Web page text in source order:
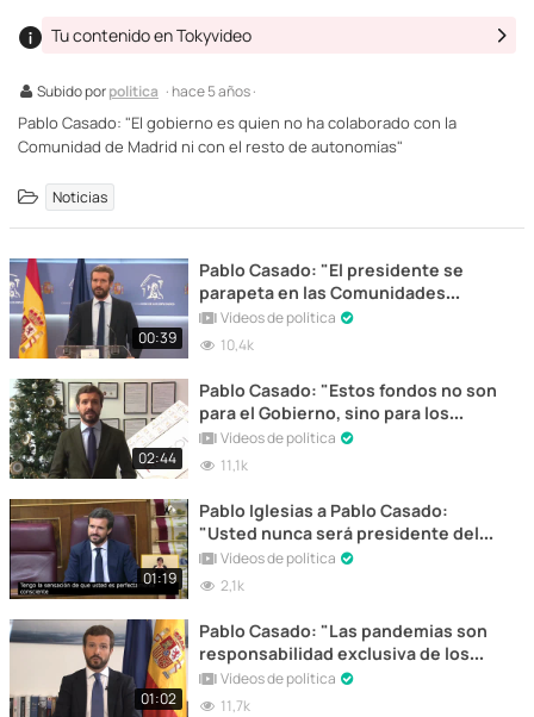
Subido porpolitica · hace 5 años ·
Tu contenido en Tokyvideo
Pablo Casado: "El gobierno es quien no ha colaborado con la
Comunidad de Madrid ni con el resto de autonomías"
Noticias
00:39
Pablo Casado: "El presidente se
parapeta en las Comunidades
Autónomas con una dejación de
funciones"
Vídeos de política
10,4k
02:44
Pablo Casado: "Estos fondos no son
para el Gobierno, sino para los
españoles"
Vídeos de política
11,1k
01:19
Pablo Iglesias a Pablo Casado:
"Usted nunca será presidente del
Gobierno"
Vídeos de política
2,1k
01:02
Pablo Casado: "Las pandemias son
responsabilidad exclusiva de los
gobiernos estatales"
Vídeos de política
11,7k